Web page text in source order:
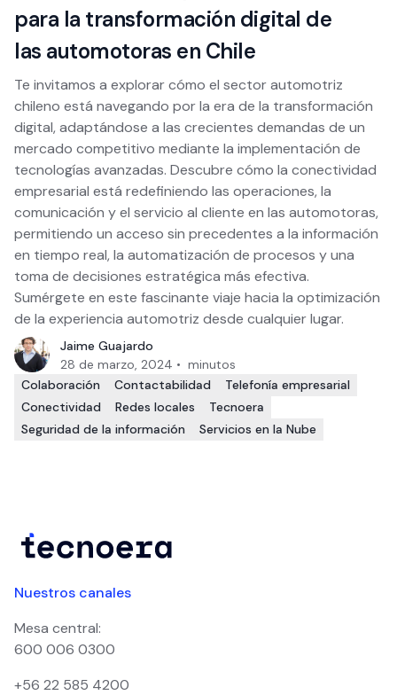
para la transformación digital de
las automotoras en Chile
Te invitamos a explorar cómo el sector automotriz
chileno está navegando por la era de la transformación
digital, adaptándose a las crecientes demandas de un
mercado competitivo mediante la implementación de
tecnologías avanzadas. Descubre cómo la conectividad
empresarial está redefiniendo las operaciones, la
comunicación y el servicio al cliente en las automotoras,
permitiendo un acceso sin precedentes a la información
en tiempo real, la automatización de procesos y una
toma de decisiones estratégica más efectiva.
Sumérgete en este fascinante viaje hacia la optimización
de la experiencia automotriz desde cualquier lugar.
Jaime Guajardo
28 de marzo, 2024 • minutos
Colaboración
Contactabilidad
Telefonía empresarial
Conectividad
Redes locales
Tecnoera
Seguridad de la información
Servicios en la Nube
Nuestros canales
Mesa central:
600 006 0300
+56 22 585 4200